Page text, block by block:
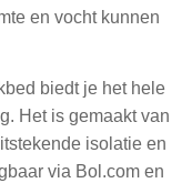
en vocht kunnen
biedt je het hele
Het is gemaakt van
isolatie en
via Bol.com en